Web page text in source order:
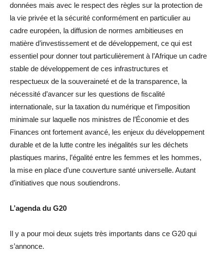
données mais avec le respect des règles sur la protection de
la vie privée et la sécurité conformément en particulier au
cadre européen, la diffusion de normes ambitieuses en
matière d’investissement et de développement, ce qui est
essentiel pour donner tout particulièrement à l’Afrique un cadre
stable de développement de ces infrastructures et
respectueux de la souveraineté et de la transparence, la
nécessité d’avancer sur les questions de fiscalité
internationale, sur la taxation du numérique et l’imposition
minimale sur laquelle nos ministres de l’Économie et des
Finances ont fortement avancé, les enjeux du développement
durable et de la lutte contre les inégalités sur les déchets
plastiques marins, l’égalité entre les femmes et les hommes,
la mise en place d’une couverture santé universelle. Autant
d’initiatives que nous soutiendrons.
L’agenda du G20
Il y a pour moi deux sujets très importants dans ce G20 qui
s’annonce.